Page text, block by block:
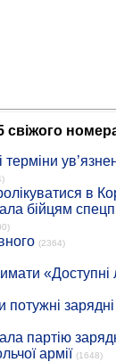
свіжого
в
бійцям
(2364)
«Доступні
зарядні
партію
армії (1648)